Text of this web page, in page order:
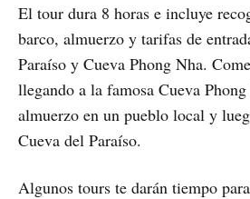
El tour dura 8 horas e incluye
barco, almuerzo y tarifas de
Paraíso y Cueva Phong Nha.
llegando a la famosa Cueva
almuerzo en un pueblo local y
Cueva del Paraíso.
Algunos tours te darán tiempo